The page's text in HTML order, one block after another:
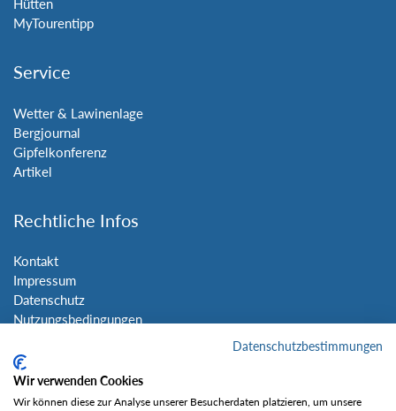
Hütten
MyTourentipp
Service
Wetter & Lawinenlage
Bergjournal
Gipfelkonferenz
Artikel
Rechtliche Infos
Kontakt
Impressum
Datenschutz
Nutzungsbedingungen
Social Media
Datenschutzbestimmungen
Wir verwenden Cookies
Wir können diese zur Analyse unserer Besucherdaten platzieren, um unsere